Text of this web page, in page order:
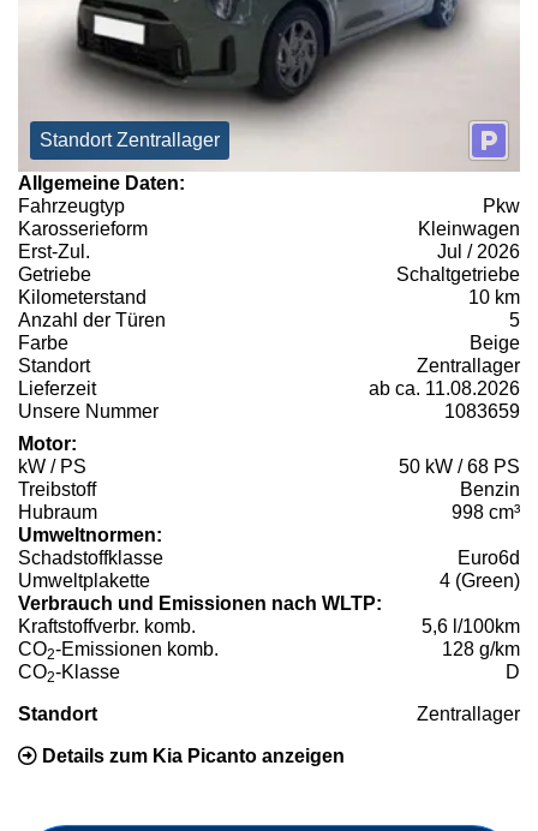
Standort Zentrallager
Allgemeine Daten:
Fahrzeugtyp
Pkw
Karosserieform
Kleinwagen
Erst-Zul.
Jul / 2026
Getriebe
Schaltgetriebe
Kilometerstand
10 km
Anzahl der Türen
5
Farbe
Beige
Standort
Zentrallager
Lieferzeit
ab ca. 11.08.2026
Unsere Nummer
1083659
Motor:
kW / PS
50 kW / 68 PS
Treibstoff
Benzin
Hubraum
998 cm³
Umweltnormen:
Schadstoffklasse
Euro6d
Umweltplakette
4 (Green)
Verbrauch und Emissionen nach WLTP:
Kraftstoffverbr. komb.
5,6 l/100km
CO2-Emissionen komb.
128 g/km
CO2-Klasse D
Standort Zentrallager
Details zum Kia Picanto anzeigen